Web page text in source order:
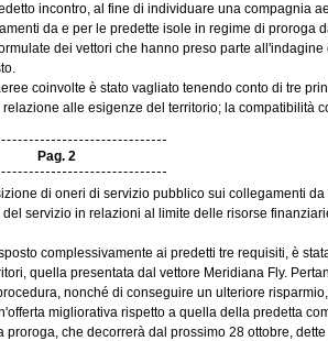
incontro, al fine di individuare una compagnia
da e per le predette isole in regime di proroga
dei vettori che hanno preso parte all'indagine
coinvolte è stato vagliato tenendo conto di tre
alle esigenze del territorio; la compatibilità
Pag. 2
di oneri di servizio pubblico sui collegamenti da
servizio in relazioni al limite delle risorse
complessivamente ai predetti tre requisiti, è
quella presentata dal vettore Meridiana Fly.
nonché di conseguire un ulteriore
migliorativa rispetto a quella della predetta
che decorrerà dal prossimo 28 ottobre, dette